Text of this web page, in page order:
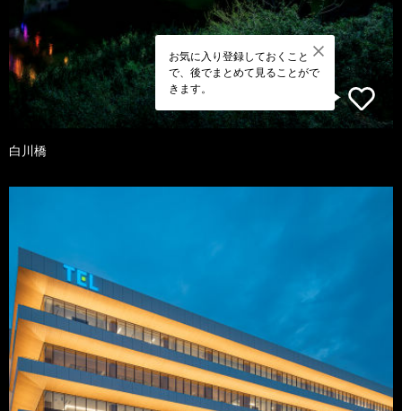
お気に入り登録しておくこと
で、後でまとめて見ることがで
きます。
白川橋